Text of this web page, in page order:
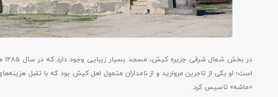
است؛ او یکی از تاجرین مروارید و از نامداران متمول اهل کیش بود که با تقبل
«ماشه» تاسیس کرد.